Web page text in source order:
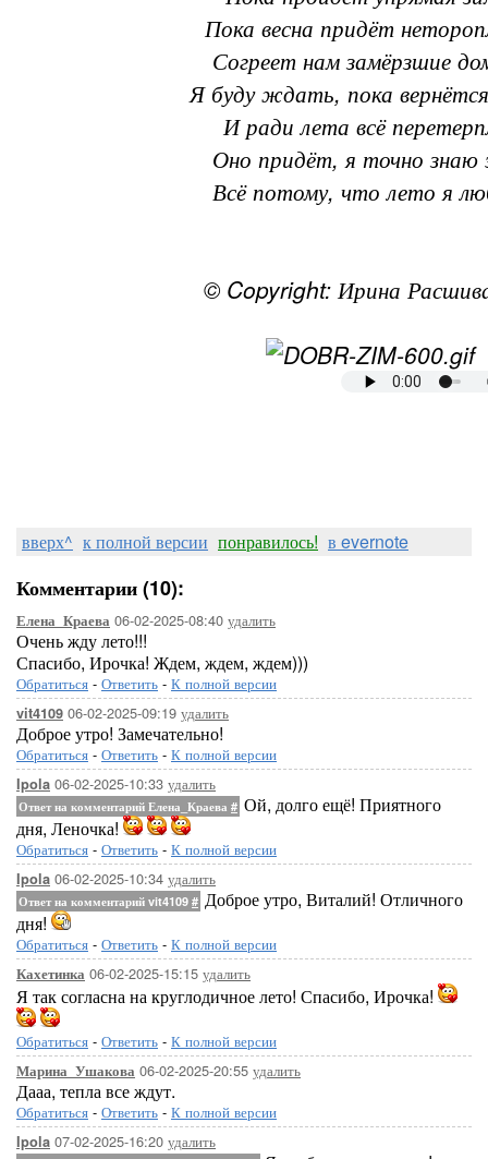
Пока весна придёт
Согреет нам замёрзшие
Я буду ждать, пока
И ради лета всё
Оно придёт, я точно знаю
Всё потому, что лето я
© Copyright: Ирина
вверх^ к полной версии понравилось! в evernote
Комментарии (10):
Елена_Краева 06-02-2025-08:40 удалить
Очень жду лето!!!
Спасибо, Ирочка! Ждем, ждем, ждем)))
Обратиться - Ответить - К полной версии
vit4109 06-02-2025-09:19 удалить
Доброе утро! Замечательно!
Обратиться - Ответить - К полной версии
Ipola 06-02-2025-10:33 удалить
Ответ на комментарий Елена_Краева # Ой, долго ещё! Приятного
дня, Леночка!
Обратиться - Ответить - К полной версии
Ipola 06-02-2025-10:34 удалить
Ответ на комментарий vit4109 # Доброе утро, Виталий! Отличного
дня!
Обратиться - Ответить - К полной версии
Кахетинка 06-02-2025-15:15 удалить
Я так согласна на круглодичное лето! Спасибо, Ирочка!
Обратиться - Ответить - К полной версии
Марина_Ушакова 06-02-2025-20:55 удалить
Дааа, тепла все ждут.
Обратиться - Ответить - К полной версии
Ipola 07-02-2025-16:20 удалить